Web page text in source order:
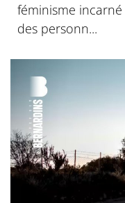
féminisme
des personn...